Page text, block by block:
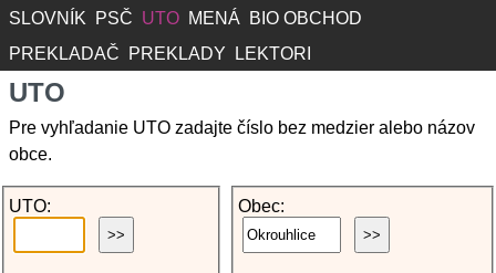
SLOVNÍK PSČ UTO MENÁ
BIO OBCHOD
PREKLADAČ
PREKLADY LEKTORI
UTO
Pre vyhľadanie UTO zadajte číslo bez medzier alebo názov
obce.
UTO: Obec: